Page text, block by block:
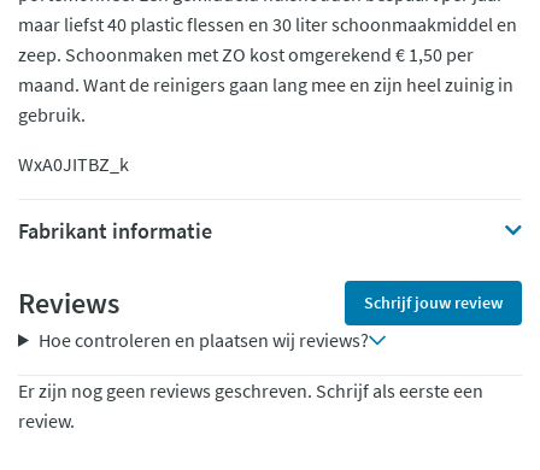
maar liefst 40 plastic flessen en 30 liter schoonmaakmiddel en
zeep. Schoonmaken met ZO kost omgerekend € 1,50 per
maand. Want de reinigers gaan lang mee en zijn heel zuinig in
gebruik.
WxA0JITBZ_k
Fabrikant informatie
Reviews Schrijf jouw review
Hoe controleren en plaatsen wij reviews?
Er zijn nog geen reviews geschreven. Schrijf als eerste een
review.